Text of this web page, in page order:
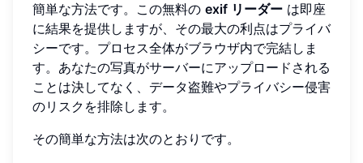
簡単な方法です。この無料の exif リーダー は即座
に結果を提供しますが、その最大の利点はプライバ
シーです。プロセス全体がブラウザ内で完結しま
す。あなたの写真がサーバーにアップロードされる
ことは決してなく、データ盗難やプライバシー侵害
のリスクを排除します。
その簡単な方法は次のとおりです。